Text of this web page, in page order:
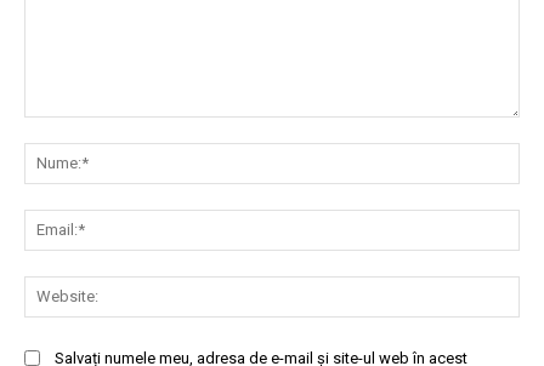
Salvați numele meu, adresa de e-mail și site-ul web în acest